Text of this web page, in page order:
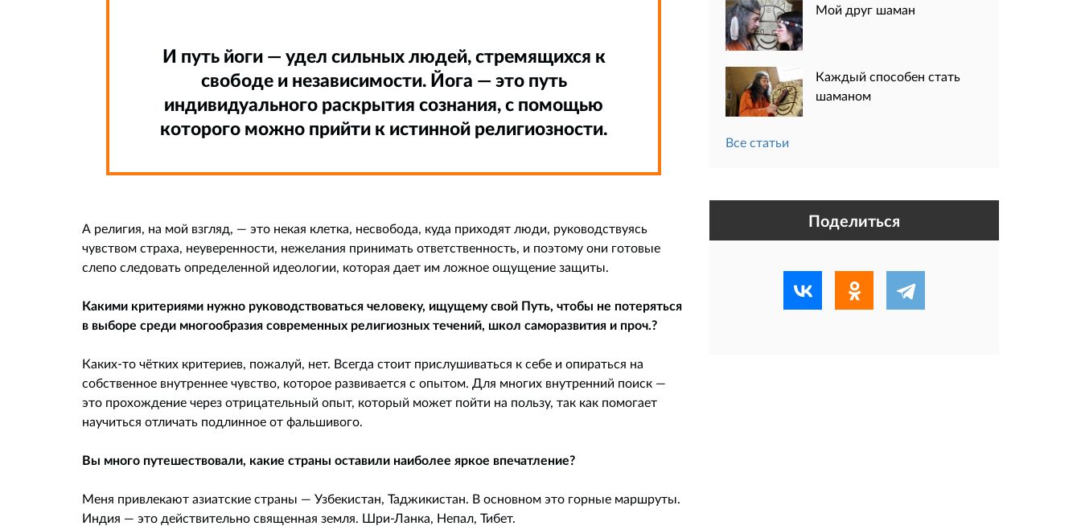
И путь йоги — удел сильных людей, стремящихся к
свободе и независимости. Йога — это путь
индивидуального раскрытия сознания, с помощью
которого можно прийти к истинной религиозности.
А религия, на мой взгляд, — это некая клетка, несвобода, куда приходят люди, руководствуясь
чувством страха, неуверенности, нежелания принимать ответственность, и поэтому они готовые
слепо следовать определенной идеологии, которая дает им ложное ощущение защиты.
Какими критериями нужно руководствоваться человеку, ищущему свой Путь, чтобы не потеряться
в выборе среди многообразия современных религиозных течений, школ саморазвития и проч.?
Каких-то чётких критериев, пожалуй, нет. Всегда стоит прислушиваться к себе и опираться на
собственное внутреннее чувство, которое развивается с опытом. Для многих внутренний поиск —
это прохождение через отрицательный опыт, который может пойти на пользу, так как помогает
научиться отличать подлинное от фальшивого.
Вы много путешествовали, какие страны оставили наиболее яркое впечатление?
Меня привлекают азиатские страны — Узбекистан, Таджикистан. В основном это горные маршруты.
Индия — это действительно священная земля. Шри-Ланка, Непал, Тибет.
Мой друг шаман
Каждый способен стать
шаманом
Все статьи
Поделиться